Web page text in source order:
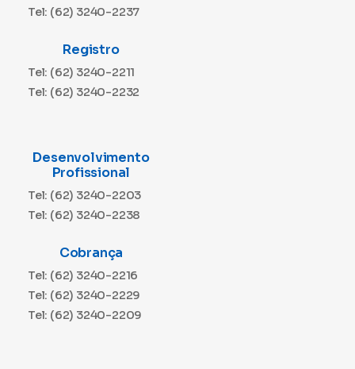
Tel: (62) 3240-2237
Registro
Tel: (62) 3240-2211
Tel: (62) 3240-2232
Desenvolvimento
Profissional
Tel: (62) 3240-2203
Tel: (62) 3240-2238
Cobrança
Tel: (62) 3240-2216
Tel: (62) 3240-2229
Tel: (62) 3240-2209